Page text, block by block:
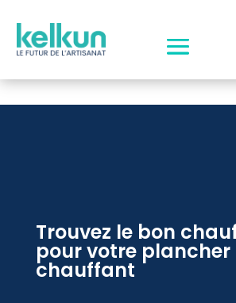
Trouvez le bon
pour votre plancher
chauffant